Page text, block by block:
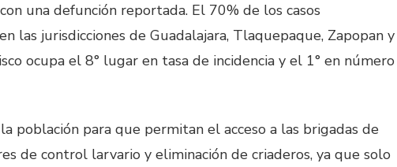
una defunción reportada. El 70% de los casos
las jurisdicciones de Guadalajara, Tlaquepaque, Zapopan y
ocupa el 8° lugar en tasa de incidencia y el 1° en número
población para que permitan el acceso a las brigadas de
de control larvario y eliminación de criaderos, ya que solo